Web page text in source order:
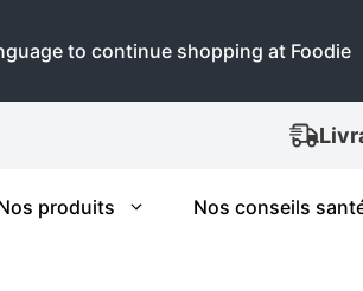
to continue shopping at Foodie
produits Nos conseils